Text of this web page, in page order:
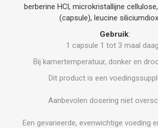
berberine HCl, microkristallijne cellulose,
(capsule), leucine
Gebruik:
1 capsule 1 tot 3 maal
Bij kamertemperatuur, donker en
Dit product is een
Aanbevolen dosering niet
Een gevarieerde, evenwichtige voeding